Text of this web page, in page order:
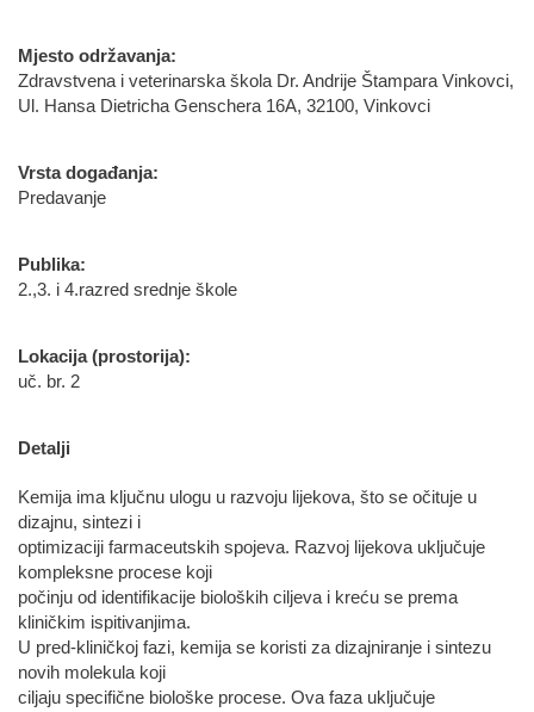
Mjesto održavanja:
Zdravstvena i veterinarska škola Dr. Andrije Štampara Vinkovci,
Ul. Hansa Dietricha Genschera 16A, 32100, Vinkovci
Vrsta događanja:
Predavanje
Publika:
2.,3. i 4.razred srednje škole
Lokacija (prostorija):
uč. br. 2
Detalji
Kemija ima ključnu ulogu u razvoju lijekova, što se očituje u
dizajnu, sintezi i
optimizaciji farmaceutskih spojeva. Razvoj lijekova uključuje
kompleksne procese koji
počinju od identifikacije bioloških ciljeva i kreću se prema
kliničkim ispitivanjima.
U pred-kliničkoj fazi, kemija se koristi za dizajniranje i sintezu
novih molekula koji
ciljaju specifične biološke procese. Ova faza uključuje